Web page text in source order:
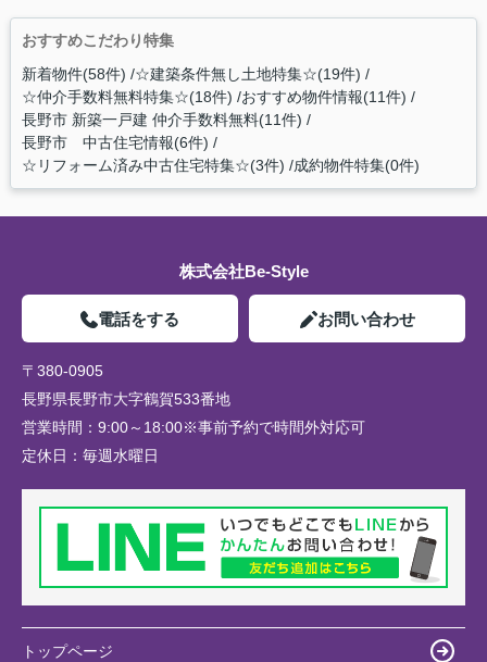
おすすめこだわり特集
新着物件(58件) ☆建築条件無し土地特集☆(19件)
☆仲介手数料無料特集☆(18件) おすすめ物件情報(11件)
長野市 新築一戸建 仲介手数料無料(11件)
長野市 中古住宅情報(6件)
☆リフォーム済み中古住宅特集☆(3件) 成約物件特集(0件)
株式会社Be-Style
電話をする お問い合わせ
〒380-0905
長野県長野市大字鶴賀533番地
営業時間： 9:00～18:00※事前予約で時間外対応可
定休日： 毎週水曜日
トップページ